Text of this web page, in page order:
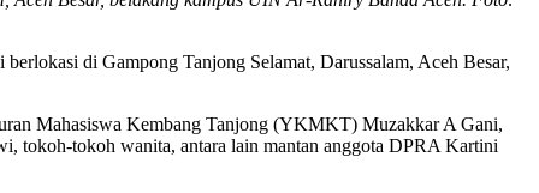
di Gampong Tanjong Selamat, Darussalam, Aceh Besar,
Mahasiswa Kembang Tanjong (YKMKT) Muzakkar A Gani,
tokoh-tokoh wanita, antara lain mantan anggota DPRA Kartini